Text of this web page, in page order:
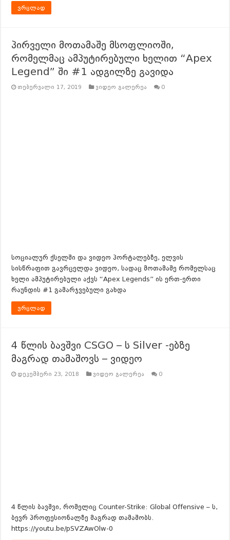
ვრცლად
პირველი მოთამაშე მსოფლიოში,
რომელმაც ამპუტირებული ხელით “Apex
Legend” ში #1 ადგილზე გავიდა
თებერვალი 17, 2019 ვიდეო გალერეა 0
სოციალურ ქსელში და ვიდეო პორტალებზე, ელვის
სისწრაფით გავრცელდა ვიდეო, სადაც მოთამაშე რომელსაც
ხელი ამპუტირებული აქვს “Apex Legends” ის ერთ-ერთი
რაუნდის #1 გამარჯვებული გახდა
ვრცლად
4 წლის ბავშვი CSGO – ს Silver -ებზე
მაგრად თამაშოვს – ვიდეო
დეკემბერი 23, 2018 ვიდეო გალერეა 0
4 წლის ბავშვი, რომელიც Counter-Strike: Global Offensive – ს,
ბევრ პროფესიონალზე მაგრად თამაშობს.
https://youtu.be/pSVZAwOlw-0